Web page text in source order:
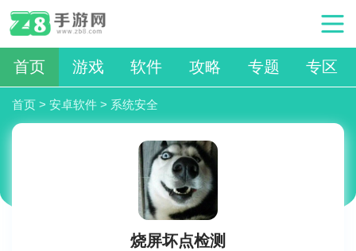
首页 游戏 软件 攻略 专题 专区
首页 > 安卓软件 > 系统安全
烧屏坏点检测